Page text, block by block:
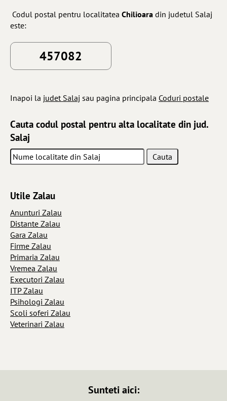
Codul postal pentru localitatea Chilioara din judetul Salaj
este:
457082
Inapoi la judet Salaj sau pagina principala Coduri postale
Cauta codul postal pentru alta localitate din jud.
Salaj
Utile Zalau
Anunturi Zalau
Distante Zalau
Gara Zalau
Firme Zalau
Primaria Zalau
Vremea Zalau
Executori Zalau
ITP Zalau
Psihologi Zalau
Scoli soferi Zalau
Veterinari Zalau
Sunteti aici: